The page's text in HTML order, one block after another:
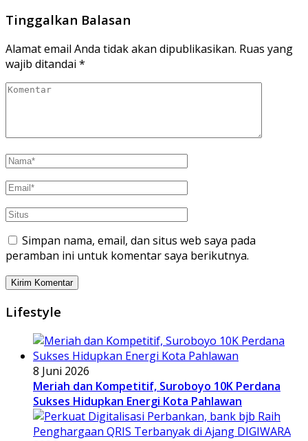
Tinggalkan Balasan
Alamat email Anda tidak akan dipublikasikan. Ruas yang
wajib ditandai *
Simpan nama, email, dan situs web saya pada
peramban ini untuk komentar saya berikutnya.
Lifestyle
8 Juni 2026
Meriah dan Kompetitif, Suroboyo 10K Perdana
Sukses Hidupkan Energi Kota Pahlawan